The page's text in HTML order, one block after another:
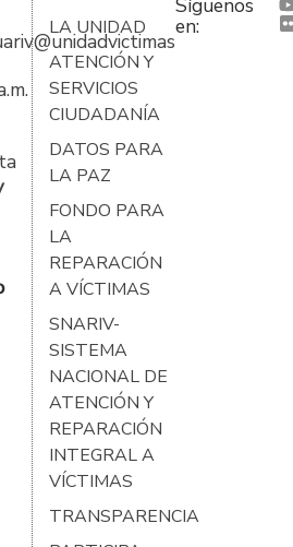
LA UNIDAD
ATENCIÓN Y
SERVICIOS
CIUDADANÍA
DATOS PARA
LA PAZ
FONDO PARA
LA
REPARACIÓN
A VÍCTIMAS
SNARIV-
SISTEMA
NACIONAL DE
ATENCIÓN Y
REPARACIÓN
INTEGRAL A
VÍCTIMAS
TRANSPARENCIA
Síguenos
en: